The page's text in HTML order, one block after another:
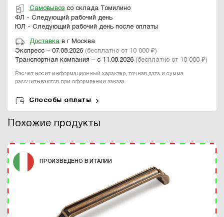
Самовывоз со склада Томилино
ФЛ - Следующий рабочий день
ЮЛ - Следующий рабочий день после оплаты
Доставка в г Москва
Экспресс – 07.08.2026 (бесплатно от 10 000 ₽)
Транспортная компания – с 11.08.2026 (бесплатно от 10 000 ₽)
Расчет носит информационный характер, точная дата и сумма
рассчитываются при оформлении заказа.
Способы оплаты
Похожие продукты
ПРОИЗВЕДЕНО В ИТАЛИИ